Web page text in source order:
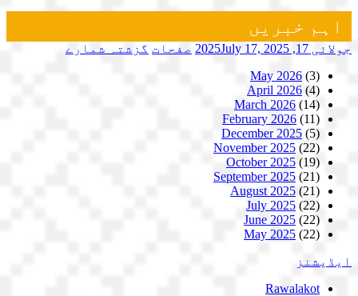
اہم خبریں
جولائی 17, 2025 July 17, 2025 صفحات گزشتہ شمارے
May 2026 (3)
April 2026 (4)
March 2026 (14)
February 2026 (11)
December 2025 (5)
November 2025 (22)
October 2025 (19)
September 2025 (21)
August 2025 (21)
July 2025 (22)
June 2025 (22)
May 2025 (22)
ایڈیشنز
Rawalakot